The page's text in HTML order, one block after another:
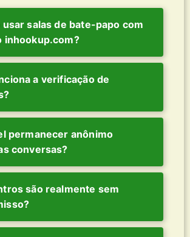
usar salas de bate-papo com
inhookup.com?
a verificação de
permanecer anônimo
conversas?
são realmente sem